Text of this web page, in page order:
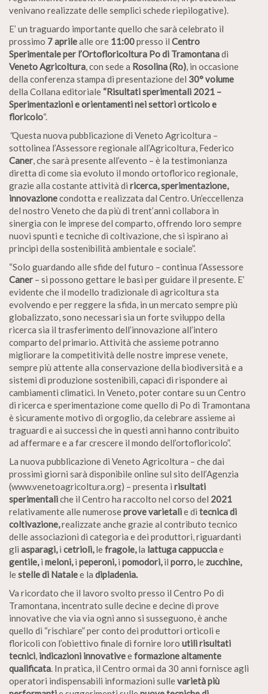
venivano realizzate delle semplici schede riepilogative).
E’ un traguardo importante quello che sarà celebrato il
prossimo 7 aprilealle ore 11:00presso il Centro
Sperimentale per l’Ortofloricoltura Po di Tramontanadi
Veneto Agricoltura , con sede a Rosolina (Ro) , in occasione
della conferenza stampa di presentazione del 30° volume
della Collana editoriale “Risultati sperimentali 2021 –
Sperimentazioni e orientamenti nei settori orticolo e
floricolo“.
“Questa nuova pubblicazione di Veneto Agricoltura –
sottolinea l’Assessore regionale all’Agricoltura, Federico
Caner , che sarà presente all’evento – è la testimonianza
diretta di come sia evoluto il mondo ortoflorico regionale,
grazie alla costante attività di ricerca, sperimentazione,
innovazionecondotta e realizzata dal Centro. Un’eccellenza
del nostro Veneto che da più di trent’anni collabora in
sinergia con le imprese del comparto, offrendo loro sempre
nuovi spunti e tecniche di coltivazione, che si ispirano ai
principi della sostenibilità ambientale e sociale”.
“Solo guardando alle sfide del futuro – continua l’Assessore
Caner – si possono gettare le basi per guidare il presente. E’
evidente che il modello tradizionale di agricoltura sta
evolvendo e per reggere la sfida, in un mercato sempre più
globalizzato, sono necessari sia un forte sviluppo della
ricerca sia il trasferimento dell’innovazione all’intero
comparto del primario. Attività che assieme potranno
migliorare la competitività delle nostre imprese venete,
sempre più attente alla conservazione della biodiversità e a
sistemi di produzione sostenibili, capaci di rispondere ai
cambiamenti climatici. In Veneto, poter contare su un Centro
di ricerca e sperimentazione come quello di Po di Tramontana
è sicuramente motivo di orgoglio, da celebrare assieme ai
traguardi e ai successi che in questi anni hanno contribuito
ad affermare e a far crescere il mondo dell’ortofloricolo”.
La nuova pubblicazione di Veneto Agricoltura – che dai
prossimi giorni sarà disponibile online sul sito dell’Agenzia
(www.venetoagricoltura.org) – presenta i risultati
sperimentaliche il Centro ha raccolto nel corso del 2021
relativamente alle numeroseprove varietalie di tecnica di
coltivazione,realizzate anche grazie al contributo tecnico
delle associazioni di categoria e dei produttori, riguardanti
gli asparagi, i cetrioli, lefragole, la lattuga cappucciae
gentile, i meloni, i peperoni, i pomodori, il porro, le zucchine,
lestelle di Natalee la dipladenia.
Va ricordato che il lavoro svolto presso il Centro Po di
Tramontana, incentrato sulle decine e decine di prove
innovative che via via ogni anno si susseguono, è anche
quello di “rischiare” per conto dei produttori orticoli e
floricoli con l’obiettivo finale di fornire loro utili risultati
tecnici indicazioni innovativeeformazione altamente
qualificata . In pratica, il Centro ormai da 30 anni fornisce agli
operatori indispensabili informazioni sullevarietà più